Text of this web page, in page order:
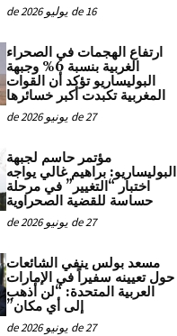
16 de يوليو de 2026
ارتفاع الهجمات في الصحراء
الغربية بنسبة 6% وجبهة
البوليساريو تؤكد أن القوات
المغربية تكبدت أكبر خسائرها
27 de يونيو de 2026
مؤتمر حاسم لجبهة
البوليساريو: براهيم غالي يواجه
اختبار “التغيير” في مرحلة
حساسة للقضية الصحراوية
27 de يونيو de 2026
مسعد بولس ينفي الشائعات
حول تعيينه سفيراً في الإمارات
العربية المتحدة: “لن أذهب
إلى أي مكان”
27 de يونيو de 2026